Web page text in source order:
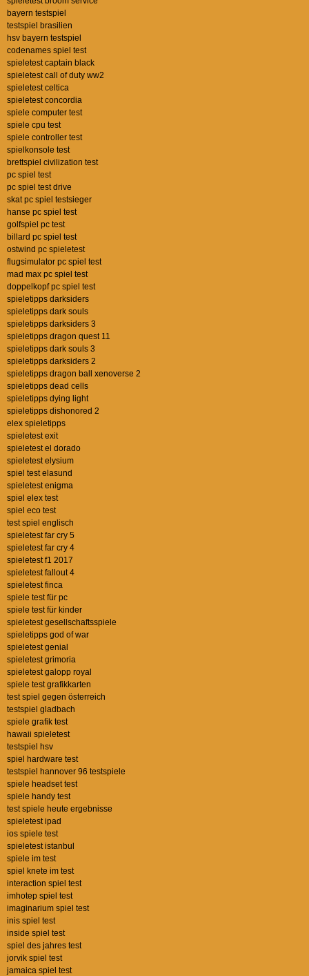
bayern testspiel
testspiel brasilien
hsv bayern testspiel
codenames spiel test
spieletest captain black
spieletest call of duty ww2
spieletest celtica
spieletest concordia
spiele computer test
spiele cpu test
spiele controller test
spielkonsole test
brettspiel civilization test
pc spiel test
pc spiel test drive
skat pc spiel testsieger
hanse pc spiel test
golfspiel pc test
billard pc spiel test
ostwind pc spieletest
flugsimulator pc spiel test
mad max pc spiel test
doppelkopf pc spiel test
spieletipps darksiders
spieletipps dark souls
spieletipps darksiders 3
spieletipps dragon quest 11
spieletipps dark souls 3
spieletipps darksiders 2
spieletipps dragon ball xenoverse 2
spieletipps dead cells
spieletipps dying light
spieletipps dishonored 2
elex spieletipps
spieletest exit
spieletest el dorado
spieletest elysium
spiel test elasund
spieletest enigma
spiel elex test
spiel eco test
test spiel englisch
spieletest far cry 5
spieletest far cry 4
spieletest f1 2017
spieletest fallout 4
spieletest finca
spiele test für pc
spiele test für kinder
spieletest gesellschaftsspiele
spieletipps god of war
spieletest genial
spieletest grimoria
spieletest galopp royal
spiele test grafikkarten
test spiel gegen österreich
testspiel gladbach
spiele grafik test
hawaii spieletest
testspiel hsv
spiel hardware test
testspiel hannover 96 testspiele
spiele headset test
spiele handy test
test spiele heute ergebnisse
spieletest ipad
ios spiele test
spieletest istanbul
spiele im test
spiel knete im test
interaction spiel test
imhotep spiel test
imaginarium spiel test
inis spiel test
inside spiel test
spiel des jahres test
jorvik spiel test
jamaica spiel test